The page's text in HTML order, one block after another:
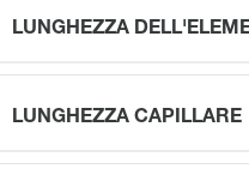
LUNGHEZZA
LUNGHEZZA CAPILLARE